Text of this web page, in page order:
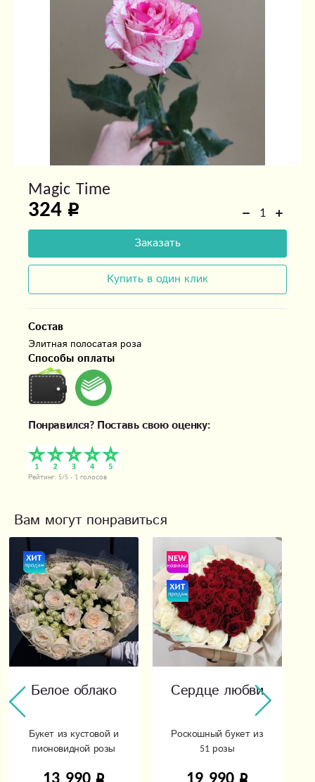
Magic Time
324
Заказать
Купить в один клик
Состав
Элитная полосатая роза
Способы оплаты
Понравился? Поставь свою оценку:
Рейтинг: 5/5 - 1 голосов
Вам могут понравиться
Белое облако
Букет из кустовой и
пионовидной розы
Сердце любви
Роскошный букет из
51 розы